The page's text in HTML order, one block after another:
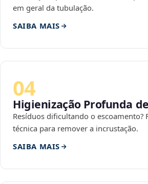
em geral da tubulação.
SAIBA MAIS
04
Higienização Profunda
Resíduos dificultando o escoamento?
técnica para remover a incrustação.
SAIBA MAIS